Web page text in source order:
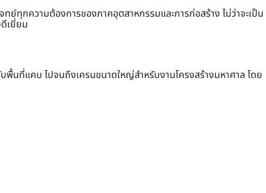
ย์ทุกความต้องการของภาคอุตสาหกรรมและการก่อสร้าง ไม่ว่าจะเป็น
เยี่ยม
พื้นที่แคบ ไปจนถึงเครนขนาดใหญ่สำหรับงานโครงสร้างมหาศาล โดย